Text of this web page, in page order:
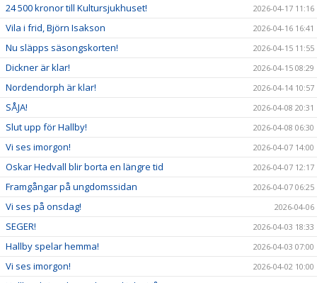
24 500 kronor till Kultursjukhuset! 2026-04-17 11:16
Vila i frid, Björn Isakson 2026-04-16 16:41
Nu släpps säsongskorten! 2026-04-15 11:55
Dickner är klar! 2026-04-15 08:29
Nordendorph är klar! 2026-04-14 10:57
SÅJA! 2026-04-08 20:31
Slut upp för Hallby! 2026-04-08 06:30
Vi ses imorgon! 2026-04-07 14:00
Oskar Hedvall blir borta en längre tid 2026-04-07 12:17
Framgångar på ungdomssidan 2026-04-07 06:25
Vi ses på onsdag! 2026-04-06
SEGER! 2026-04-03 18:33
Hallby spelar hemma! 2026-04-03 07:00
Vi ses imorgon! 2026-04-02 10:00